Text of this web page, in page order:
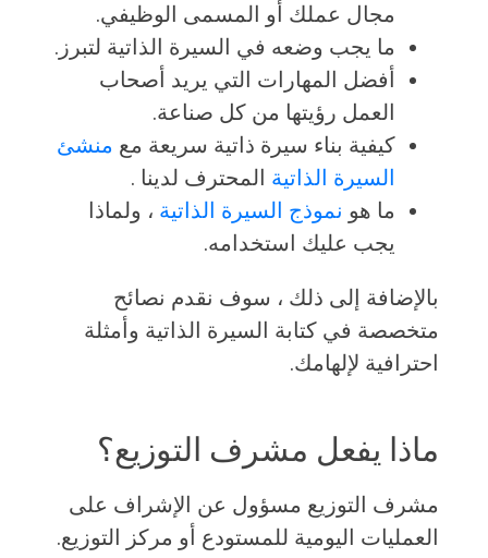
مجال عملك أو المسمى الوظيفي.
ما يجب وضعه في السيرة الذاتية لتبرز.
أفضل المهارات التي يريد أصحاب
العمل رؤيتها من كل صناعة.
كيفية بناء سيرة ذاتية سريعة مع منشئ
السيرة الذاتية المحترف لدينا .
ما هو نموذج السيرة الذاتية ، ولماذا
يجب عليك استخدامه.
بالإضافة إلى ذلك ، سوف نقدم نصائح
متخصصة في كتابة السيرة الذاتية وأمثلة
احترافية لإلهامك.
ماذا يفعل مشرف التوزيع؟
مشرف التوزيع مسؤول عن الإشراف على
العمليات اليومية للمستودع أو مركز التوزيع.